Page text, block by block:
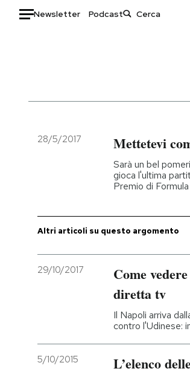
Newsletter Podcast
Italia
Politica
Moda
Ok
Media
28/5/2017 Mettetevi
Sarà un bel
gioca l'ultima
Premio di Formula
Altri articoli su questo argomento
29/10/2017
Come
diretta tv
Il Napoli arriva
contro l'Udinese:
5/10/2015 L’elenco